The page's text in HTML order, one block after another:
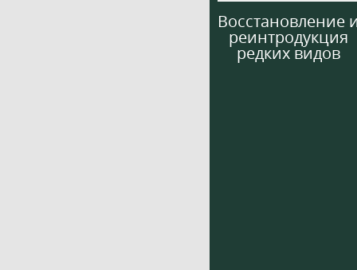
Восстановление
реинтродукция
редких видов